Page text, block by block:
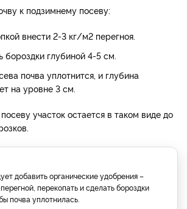
к подзимнему посеву:
внести 2-3 кг/м2 перегноя.
бороздки глубиной 4-5 см.
почва уплотнится, и глубина
на уровне 3 см.
участок остается в таком виде до
добавить органические удобрения –
перекопать и сделать бороздки
почва уплотнилась.